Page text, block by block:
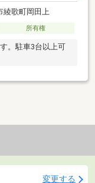
綾歌町岡田上
所有権
変更する